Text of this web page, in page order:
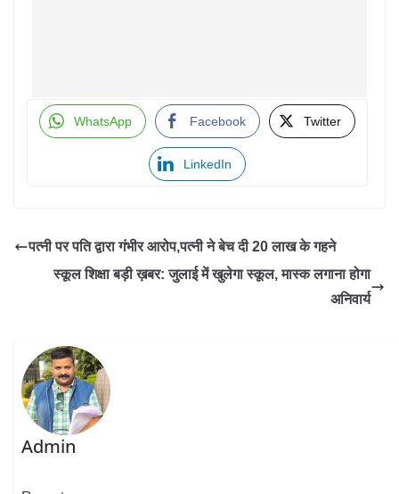
WhatsApp Facebook Twitter
LinkedIn
पत्नी पर पति द्वारा गंभीर आरोप,पत्नी ने बेच दी 20 लाख के गहने
स्कूल शिक्षा बड़ी ख़बर: जुलाई में खुलेगा स्कूल, मास्क लगाना होगा
अनिवार्य
Admin